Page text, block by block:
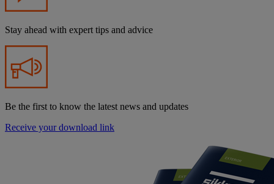
Stay ahead with expert tips and advice
Be the first to know the latest news and updates
Receive your download link